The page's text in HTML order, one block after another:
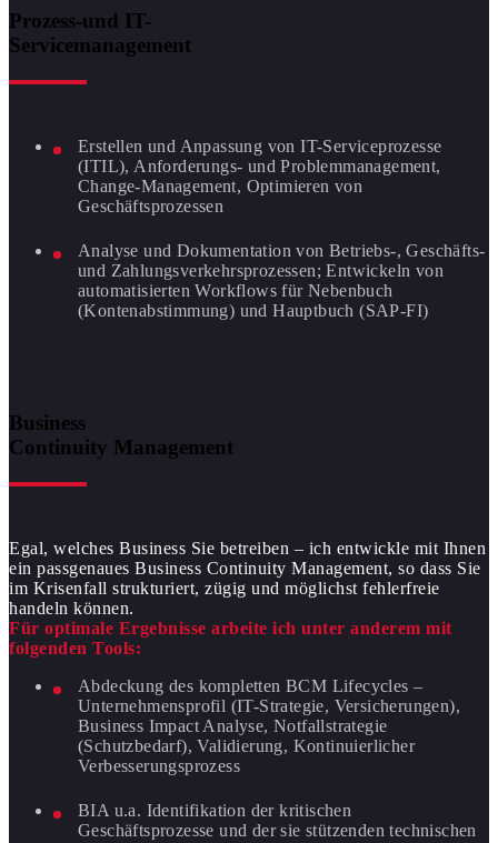
Prozess-und IT-
Servicemanagement
Erstellen und Anpassung von IT-Serviceprozesse
(ITIL), Anforderungs- und Problemmanagement,
Change-Management, Optimieren von
Geschäftsprozessen
Analyse und Dokumentation von Betriebs-, Geschäfts-
und Zahlungsverkehrsprozessen; Entwickeln von
automatisierten Workflows für Nebenbuch
(Kontenabstimmung) und Hauptbuch (SAP-FI)
Business
Continuity Management
Egal, welches Business Sie betreiben – ich entwickle mit Ihnen
ein passgenaues Business Continuity Management, so dass Sie
im Krisenfall strukturiert, zügig und möglichst fehlerfreie
handeln können.
Für optimale Ergebnisse arbeite ich unter anderem mit
folgenden Tools:
Abdeckung des kompletten BCM Lifecycles –
Unternehmensprofil (IT-Strategie, Versicherungen),
Business Impact Analyse, Notfallstrategie
(Schutzbedarf), Validierung, Kontinuierlicher
Verbesserungsprozess
BIA u.a. Identifikation der kritischen
Geschäftsprozesse und der sie stützenden technischen